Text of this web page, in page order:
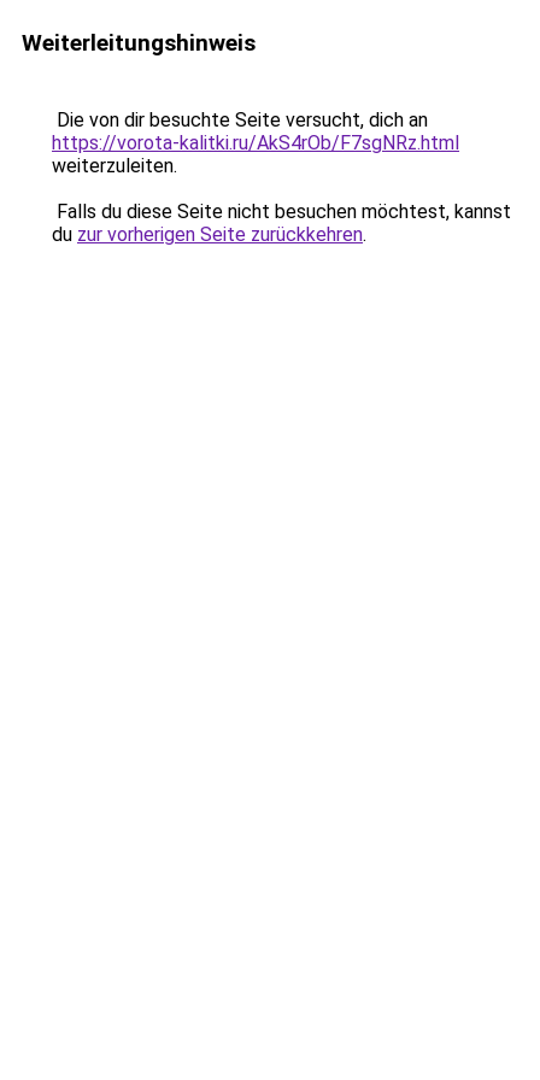
Weiterleitungshinweis
Die von dir besuchte Seite versucht, dich an
https://vorota-kalitki.ru/AkS4rOb/F7sgNRz.html
weiterzuleiten.
Falls du diese Seite nicht besuchen möchtest, kannst
du zur vorherigen Seite zurückkehren.